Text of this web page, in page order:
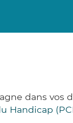
dans vos
Handicap